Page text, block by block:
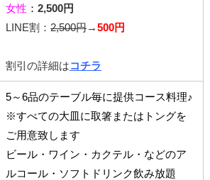
女性 ： 2,500円
LINE割： 2,500円 → 500円
割引の詳細は コチラ
5～6品のテーブル毎に提供コース料理♪
※すべての大皿に取箸またはトングを
ご用意致します
ビール・ワイン・カクテル・などのア
ルコール・ソフトドリンク飲み放題